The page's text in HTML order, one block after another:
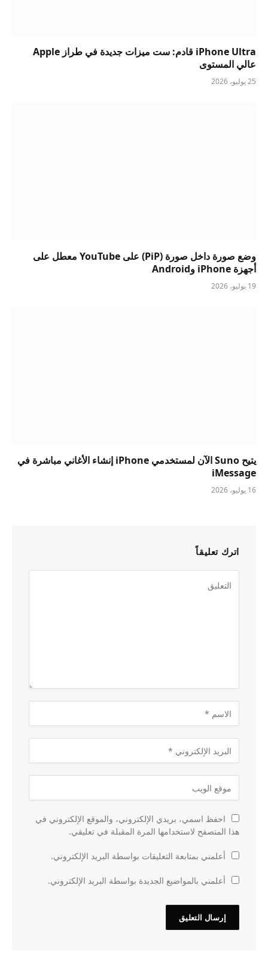
iPhone Ultra قادم: ست ميزات جديدة في طراز Apple
عالي المستوى
25 يوليو، 2026
وضع صورة داخل صورة (PiP) على YouTube معطل على
أجهزة iPhone وAndroid
19 يوليو، 2026
يتيح Suno الآن لمستخدمي iPhone إنشاء الأغاني مباشرة في
iMessage
16 يوليو، 2026
اترك تعليقاً
احفظ اسمي، بريدي الإلكتروني، والموقع الإلكتروني في
هذا المتصفح لاستخدامها المرة المقبلة في تعليقي.
أعلمني بمتابعة التعليقات بواسطة البريد الإلكتروني.
أعلمني بالمواضيع الجديدة بواسطة البريد الإلكتروني.